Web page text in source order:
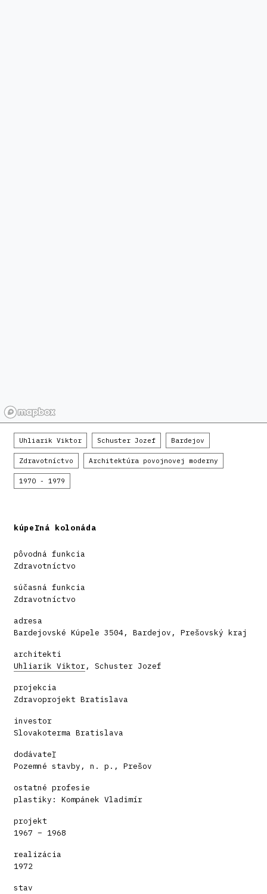
Uhliarik Viktor Schuster Jozef Bardejov
Zdravotníctvo Architektúra povojnovej moderny
1970 - 1979
kúpeľná kolonáda
pôvodná funkcia
Zdravotníctvo
súčasná funkcia
Zdravotníctvo
adresa
Bardejovské Kúpele 3504, Bardejov, Prešovský kraj
architekti
Uhliarik Viktor, Schuster Jozef
projekcia
Zdravoprojekt Bratislava
investor
Slovakoterma Bratislava
dodávateľ
Pozemné stavby, n. p., Prešov
ostatné profesie
plastiky: Kompánek Vladimír
projekt
1967 – 1968
realizácia
1972
stav